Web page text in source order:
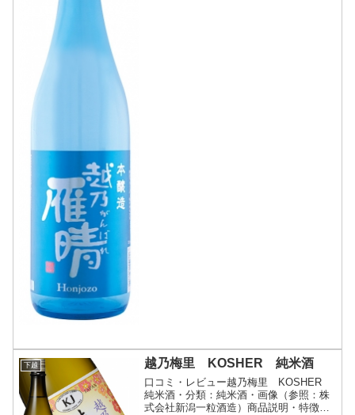
下越 越乃梅里 KOSHER 純米酒
口コミ・レビュー越乃梅里 KOSHER
純米酒・分類：純米酒・画像（参照：株
式会社新潟一粒酒造）商品説明・特徴な